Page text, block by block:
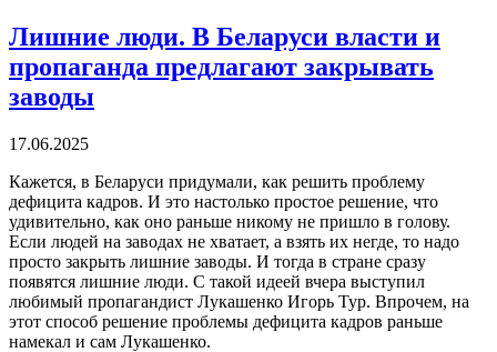
Лишние люди. В Беларуси власти и
пропаганда предлагают закрывать
заводы
17.06.2025
Кажется, в Беларуси придумали, как решить проблему
дефицита кадров. И это настолько простое решение, что
удивительно, как оно раньше никому не пришло в голову.
Если людей на заводах не хватает, а взять их негде, то надо
просто закрыть лишние заводы. И тогда в стране сразу
появятся лишние люди. С такой идеей вчера выступил
любимый пропагандист Лукашенко Игорь Тур. Впрочем, на
этот способ решение проблемы дефицита кадров раньше
намекал и сам Лукашенко.